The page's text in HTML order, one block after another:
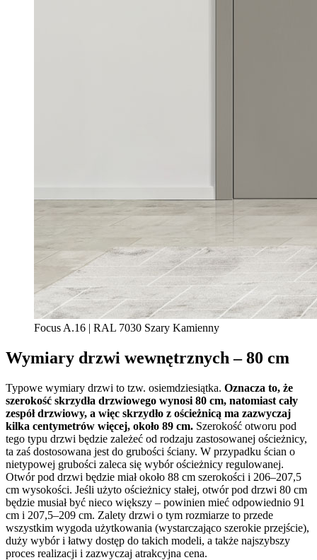
Focus A.16 | RAL 7030 Szary Kamienny
Wymiary drzwi wewnętrznych – 80 cm
Typowe wymiary drzwi to tzw. osiemdziesiątka. Oznacza to, że
szerokość skrzydła drzwiowego wynosi 80 cm, natomiast cały
zespół drzwiowy, a więc skrzydło z ościeżnicą ma zazwyczaj
kilka centymetrów więcej, około 89 cm. Szerokość otworu pod
tego typu drzwi będzie zależeć od rodzaju zastosowanej ościeżnicy,
ta zaś dostosowana jest do grubości ściany. W przypadku ścian o
nietypowej grubości zaleca się wybór ościeżnicy regulowanej.
Otwór pod drzwi będzie miał około 88 cm szerokości i 206–207,5
cm wysokości. Jeśli użyto ościeżnicy stałej, otwór pod drzwi 80 cm
będzie musiał być nieco większy – powinien mieć odpowiednio 91
cm i 207,5–209 cm. Zalety drzwi o tym rozmiarze to przede
wszystkim wygoda użytkowania (wystarczająco szerokie przejście),
duży wybór i łatwy dostęp do takich modeli, a także najszybszy
proces realizacji i zazwyczaj atrakcyjna cena.